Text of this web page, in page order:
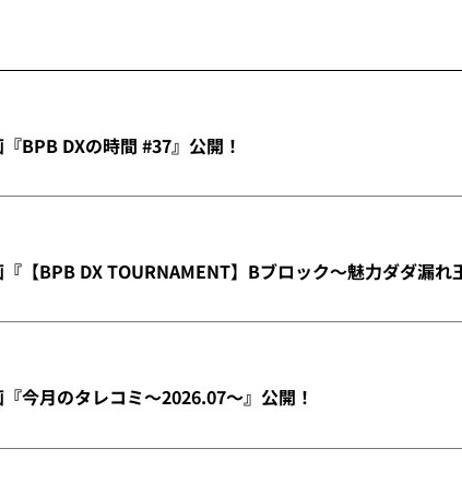
『BPB DXの時間 #37』公開！
『【BPB DX TOURNAMENT】Bブロック～魅力ダダ漏れ
『今月のタレコミ～2026.07～』公開！